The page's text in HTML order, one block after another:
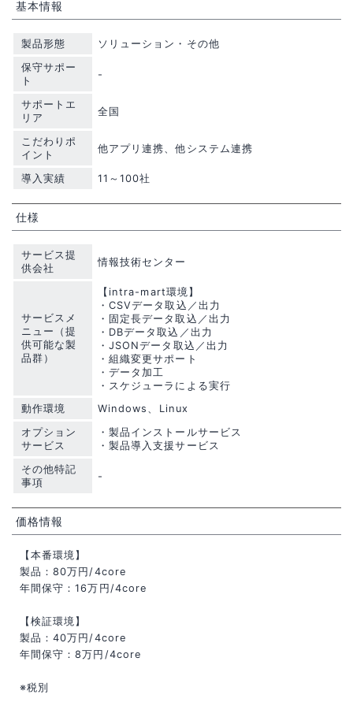
基本情報
製品形態
ソリューション・その他
保守サポー
ト
-
サポートエ
リア
全国
こだわりポ
イント
他アプリ連携、他システム連携
導入実績 11～100社
仕様
サービス提
供会社
情報技術センター
サービスメ
ニュー（提
供可能な製
品群）
【intra-mart環境】
・CSVデータ取込／出力
・固定長データ取込／出力
・DBデータ取込／出力
・JSONデータ取込／出力
・組織変更サポート
・データ加工
・スケジューラによる実行
動作環境
Windows、Linux
オプション
サービス
・製品インストールサービス
・製品導入支援サービス
その他特記
事項
-
価格情報
【本番環境】
製品：80万円/4core
年間保守：16万円/4core
【検証環境】
製品：40万円/4core
年間保守：8万円/4core
※税別